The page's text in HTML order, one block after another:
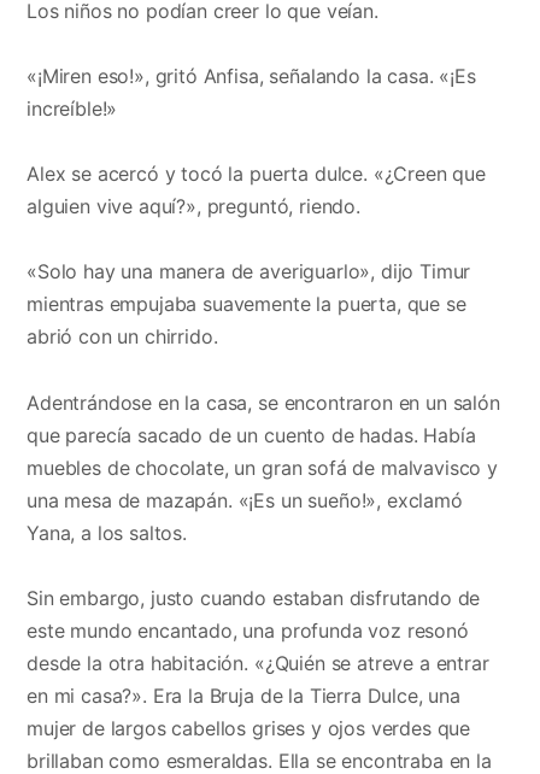
Los niños no podían creer lo que veían.
«¡Miren eso!», gritó Anfisa, señalando la casa. «¡Es
increíble!»
Alex se acercó y tocó la puerta dulce. «¿Creen que
alguien vive aquí?», preguntó, riendo.
«Solo hay una manera de averiguarlo», dijo Timur
mientras empujaba suavemente la puerta, que se
abrió con un chirrido.
Adentrándose en la casa, se encontraron en un salón
que parecía sacado de un cuento de hadas. Había
muebles de chocolate, un gran sofá de malvavisco y
una mesa de mazapán. «¡Es un sueño!», exclamó
Yana, a los saltos.
Sin embargo, justo cuando estaban disfrutando de
este mundo encantado, una profunda voz resonó
desde la otra habitación. «¿Quién se atreve a entrar
en mi casa?». Era la Bruja de la Tierra Dulce, una
mujer de largos cabellos grises y ojos verdes que
brillaban como esmeraldas. Ella se encontraba en la